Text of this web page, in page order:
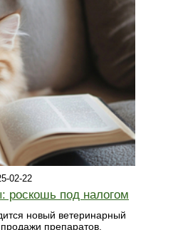
02-22
под налогом
новый ветеринарный
препаратов.